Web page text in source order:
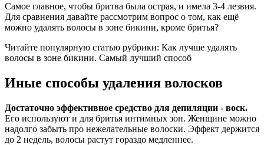
Самое главное, чтобы бритва была острая, и имела 3-4 лезвия.
Для сравнения давайте рассмотрим вопрос о том, как ещё
можно удалять волосы в зоне бикини, кроме бритья?
Читайте популярную статью рубрики: Как лучше удалять
волосы в зоне бикини. Самый лучший способ
Иные способы удаления волосков
Достаточно эффективное средство для депиляции - воск.
Его используют и для бритья интимных зон. Женщине можно
надолго забыть про нежелательные волоски. Эффект держится
до 2 недель, волосы растут гораздо медленнее.